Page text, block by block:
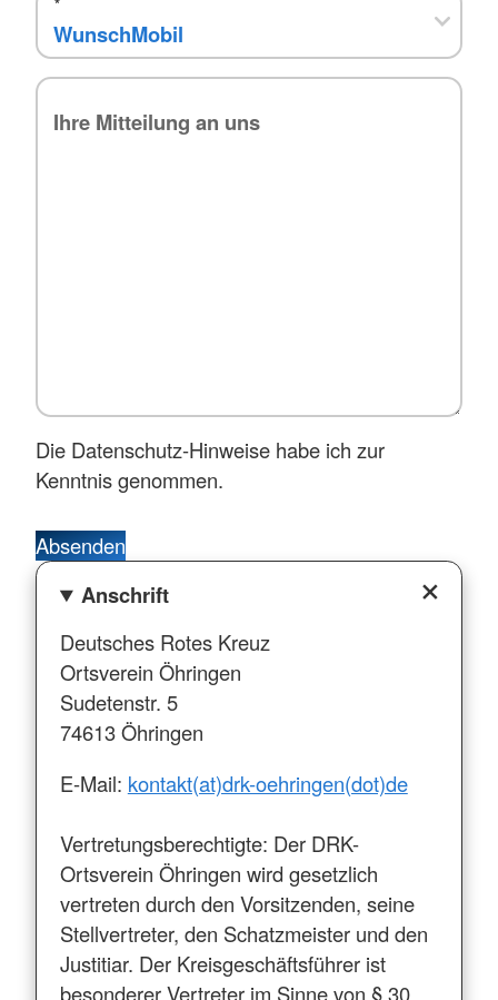
*
Die Datenschutz-Hinweise habe ich zur
Kenntnis genommen.
Absenden
Anschrift
Deutsches Rotes Kreuz
Ortsverein Öhringen
Sudetenstr. 5
74613 Öhringen
E-Mail: kontakt(at)drk-oehringen(dot)de
Vertretungsberechtigte: Der DRK-
Ortsverein Öhringen wird gesetzlich
vertreten durch den Vorsitzenden, seine
Stellvertreter, den Schatzmeister und den
Justitiar. Der Kreisgeschäftsführer ist
besonderer Vertreter im Sinne von § 30